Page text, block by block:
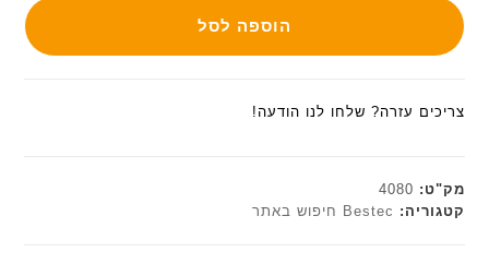
הוספה לסל
צריכים עזרה? שלחו לנו הודעה!
מק"ט: 4080
קטגוריה: Bestec חיפוש באתר